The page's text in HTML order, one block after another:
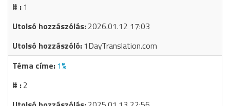
1
2026.01.12 17:03
1DayTranslation.com
1%
2